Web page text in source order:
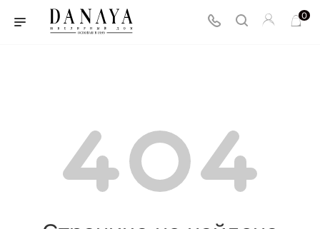
0